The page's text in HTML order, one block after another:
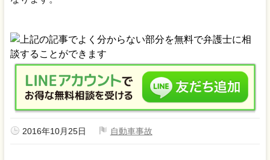
2016年10月25日 自動車事故